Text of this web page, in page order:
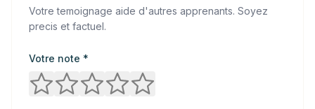
Votre temoignage aide d'autres apprenants. Soyez
precis et factuel.
Votre note *